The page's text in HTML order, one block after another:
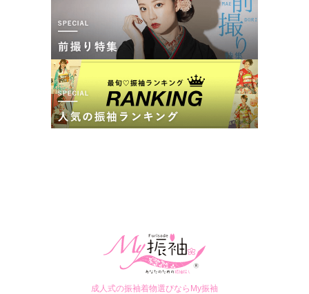
成人式の振袖着物選びならMy振袖